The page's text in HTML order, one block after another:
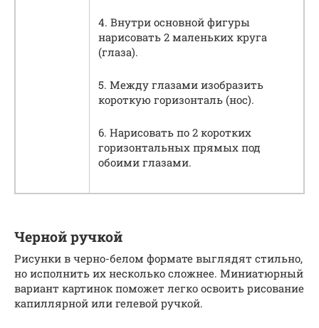
4. Внутри основной фигуры
нарисовать 2 маленьких круга
(глаза).
5. Между глазами изобразить
короткую горизонталь (нос).
6. Нарисовать по 2 коротких
горизонтальных прямых под
обоими глазами.
Черной ручкой
Рисунки в черно-белом формате выглядят стильно,
но исполнить их несколько сложнее. Миниатюрный
вариант картинок поможет легко освоить рисование
капиллярной или гелевой ручкой.